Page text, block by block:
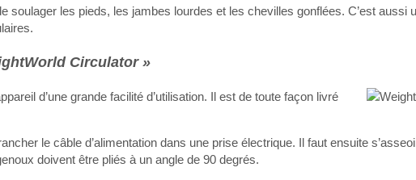
soulager les pieds, les jambes lourdes et les chevilles gonflées. C’est aussi
Circulator »
d’une grande facilité d’utilisation. Il est de toute façon livré
le câble d’alimentation dans une prise électrique. Il faut ensuite
doivent être pliés à un angle de 90 degrés.